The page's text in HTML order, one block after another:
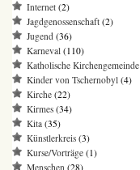
Internet (2)
Jagdgenossenschaft (2)
Jugend (36)
Karneval (110)
Katholische Kirchengemeinde
Kinder von Tschernobyl (4)
Kirche (22)
Kirmes (34)
Kita (35)
Künstlerkreis (3)
Kurse/Vorträge (1)
Menschen (28)